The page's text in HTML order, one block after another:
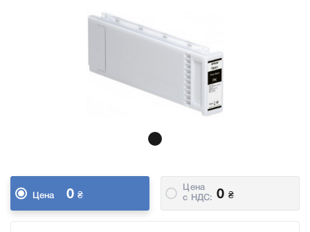
Цена 0 ₴
Цена
c НДС:
0 ₴